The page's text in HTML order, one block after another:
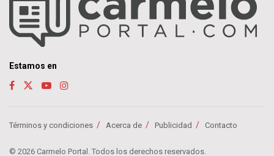
Estamos en
Términos y condiciones Acerca de Publicidad Contacto
© 2026 Carmelo Portal. Todos los derechos reservados.